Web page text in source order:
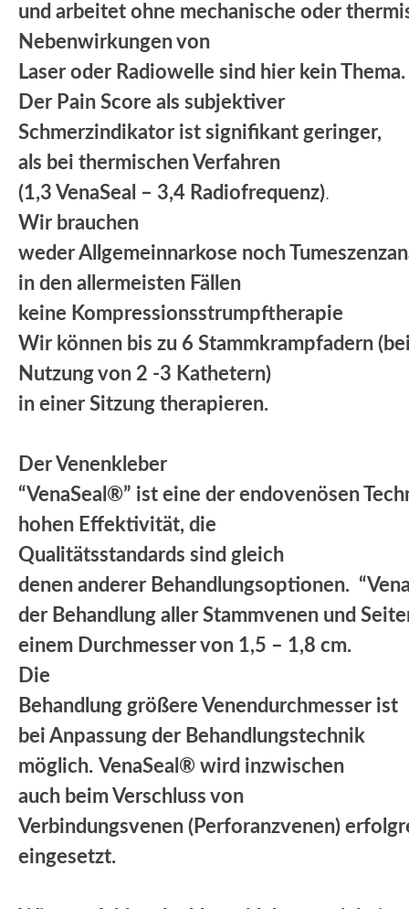
und arbeitet ohne mechanische oder
Nebenwirkungen von
Laser oder Radiowelle sind hier kein Thema.
Der Pain Score als subjektiver
Schmerzindikator ist signifikant geringer,
als bei thermischen Verfahren
(1,3 VenaSeal – 3,4 Radiofrequenz).
Wir brauchen
weder Allgemeinnarkose noch
in den allermeisten Fällen
keine Kompressionsstrumpftherapie
Wir können bis zu 6 Stammkrampfadern
Nutzung von 2 -3 Kathetern)
in einer Sitzung therapieren.
Der Venenkleber
“VenaSeal®” ist eine der endovenösen
hohen Effektivität, die
Qualitätsstandards sind gleich
denen anderer Behandlungsoptionen.
der Behandlung aller Stammvenen und
einem Durchmesser von 1,5 – 1,8 cm.
Die
Behandlung größere Venendurchmesser ist
bei Anpassung der Behandlungstechnik
möglich. VenaSeal® wird inzwischen
auch beim Verschluss von
Verbindungsvenen (Perforanzvenen)
eingesetzt.